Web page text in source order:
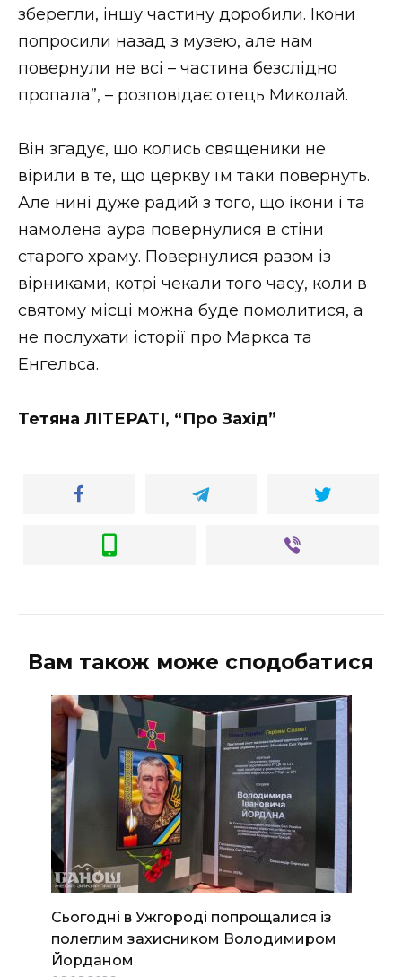
зберегли, іншу частину доробили. Ікони
попросили назад з музею, але нам
повернули не всі – частина безслідно
пропала”, – розповідає отець Миколай.
Він згадує, що колись священики не
вірили в те, що церкву їм таки повернуть.
Але нині дуже радий з того, що ікони і та
намолена аура повернулися в стіни
старого храму. Повернулися разом із
вірниками, котрі чекали того часу, коли в
святому місці можна буде помолитися, а
не послухати історії про Маркса та
Енгельса.
Тетяна ЛІТЕРАТІ, “Про Захід”
Вам також може сподобатися
Сьогодні в Ужгороді попрощалися із
полеглим захисником Володимиром
Йорданом